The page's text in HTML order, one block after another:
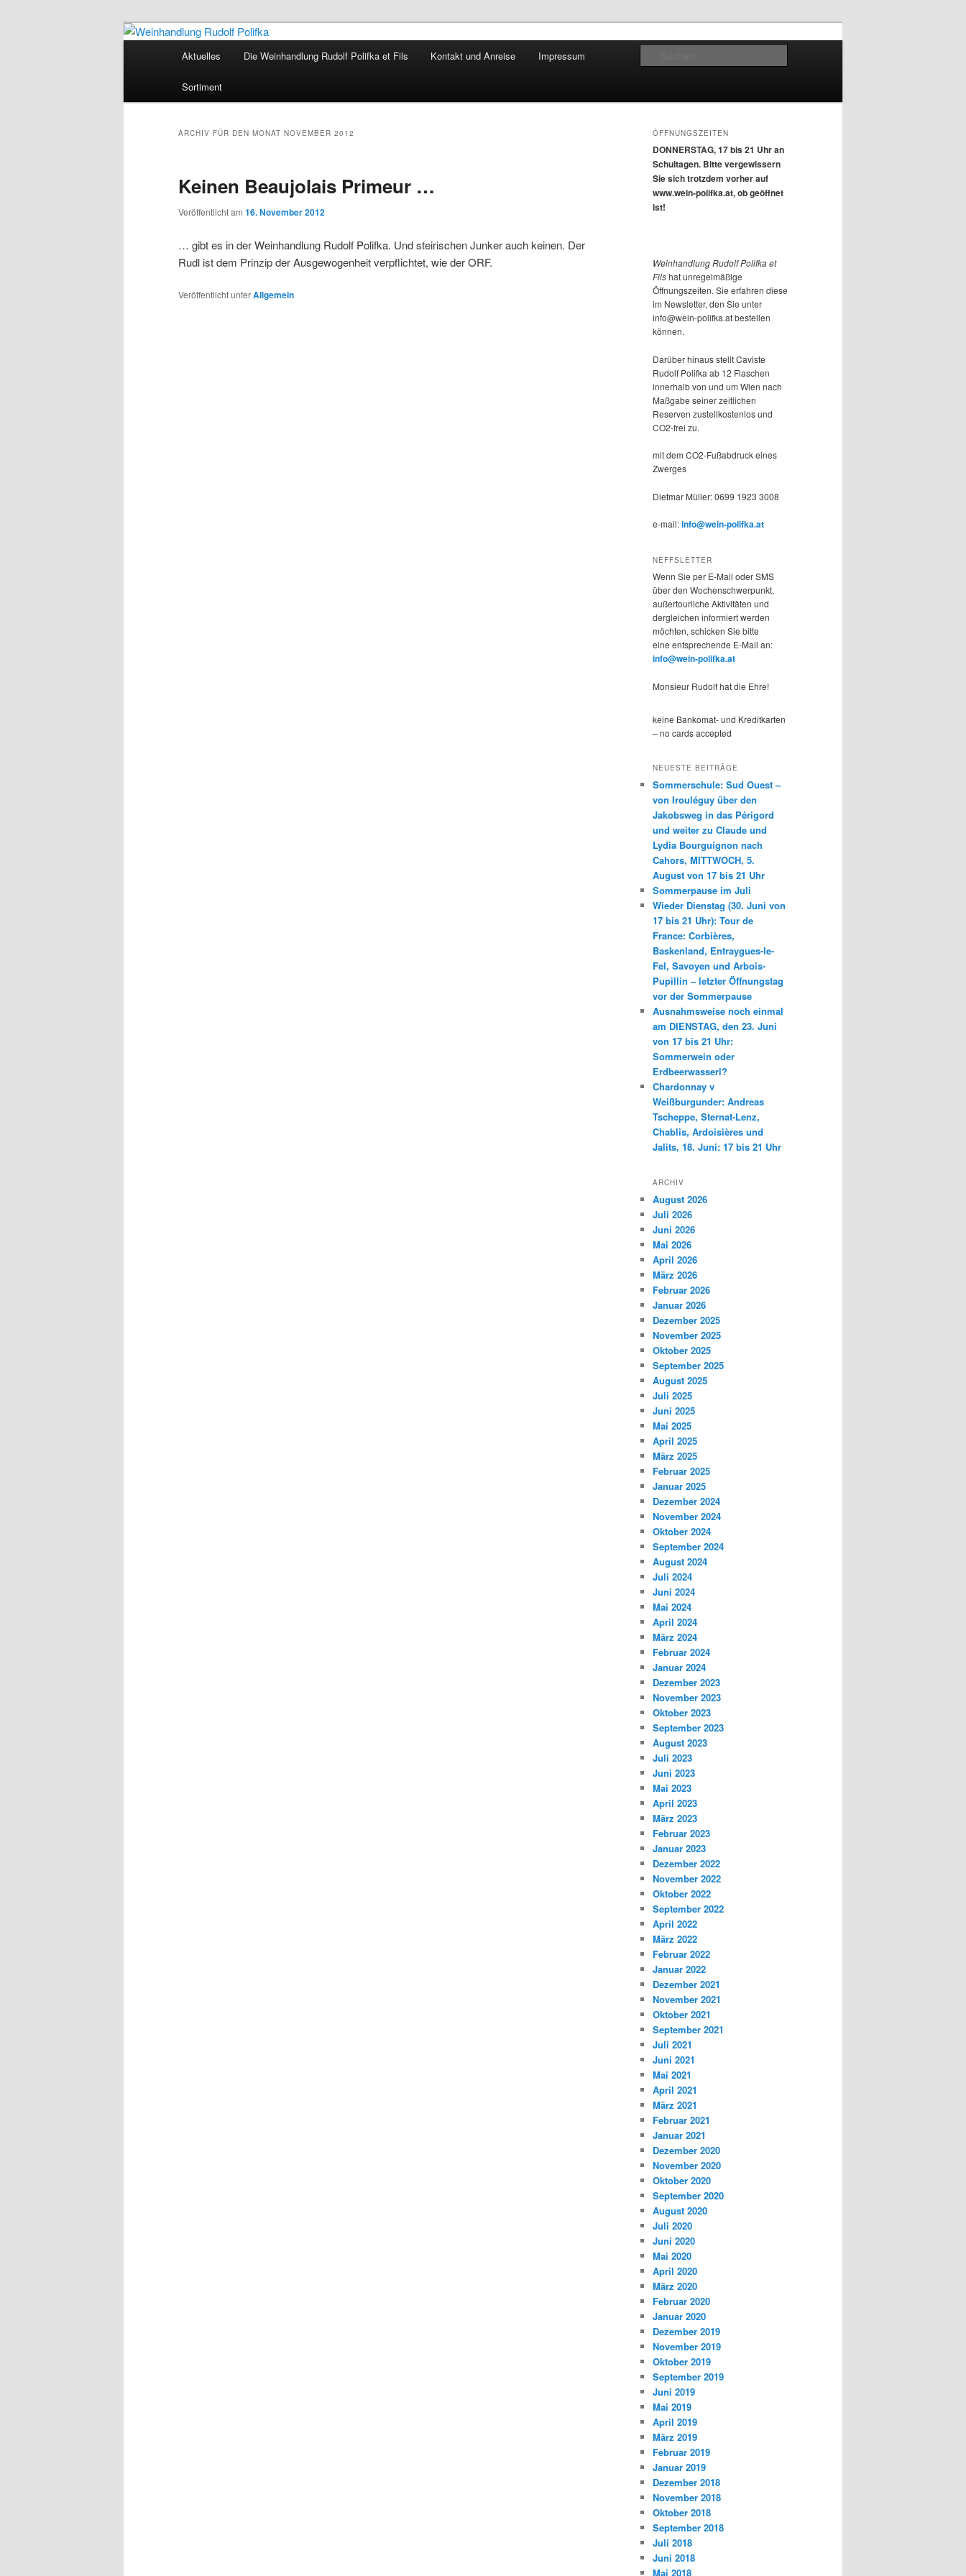
Weinhandlung Rudolf Polifka
Zum Inhalt wechseln
Zum sekundären Inhalt wechseln
Aktuelles Die Weinhandlung Rudolf Polifka et Fils Kontakt und Anreise Impressum
Sortiment
ARCHIV FÜR DEN MONAT NOVEMBER 2012
Keinen Beaujolais Primeur …
Veröffentlicht am 16. November 2012
… gibt es in der Weinhandlung Rudolf Polifka. Und steirischen Junker auch keinen. Der
Rudl ist dem Prinzip der Ausgewogenheit verpflichtet, wie der ORF.
Veröffentlicht unterAllgemein
ÖFFNUNGSZEITEN
DONNERSTAG, 17 bis 21 Uhr an
Schultagen. Bitte vergewissern
Sie sich trotzdem vorher auf
www.wein-polifka.at, ob geöffnet
ist!
Weinhandlung Rudolf Polifka et
Filshat unregelmäßige
Öffnungszeiten. Sie erfahren diese
im Newsletter, den Sie unter
info@wein-polifka.at bestellen
können.
Darüber hinaus stellt Caviste
Rudolf Polifka ab 12 Flaschen
innerhalb von und um Wien nach
Maßgabe seiner zeitlichen
Reserven zustellkostenlos und
CO2-frei zu.
mit dem CO2-Fußabdruck eines
Zwerges
Dietmar Müller: 0699 1923 3008
e-mail:info@wein-polifka.at
NEFFSLETTER
Wenn Sie per E-Mail oder SMS
über den Wochenschwerpunkt,
außertourliche Aktivitäten und
dergleichen informiert werden
möchten, schicken Sie bitte
eine entsprechende E-Mail an:
info@wein-polifka.at
Monsieur Rudolf hat die Ehre!
keine Bankomat- und Kreditkarten
– no cards accepted
NEUESTE BEITRÄGE
Sommerschule: Sud Ouest –
von Irouléguy über den
Jakobsweg in das Périgord
und weiter zu Claude und
Lydia Bourguignon nach
Cahors, MITTWOCH, 5.
August von 17 bis 21 Uhr
Sommerpause im Juli
Wieder Dienstag (30. Juni von
17 bis 21 Uhr): Tour de
France: Corbières,
Baskenland, Entraygues-le-
Fel, Savoyen und Arbois-
Pupillin – letzter Öffnungstag
vor der Sommerpause
Ausnahmsweise noch einmal
am DIENSTAG, den 23. Juni
von 17 bis 21 Uhr:
Sommerwein oder
Erdbeerwasserl?
Chardonnay v
Weißburgunder: Andreas
Tscheppe, Sternat-Lenz,
Chablis, Ardoisières und
Jalits, 18. Juni: 17 bis 21 Uhr
ARCHIV
August 2026
Juli 2026
Juni 2026
Mai 2026
April 2026
März 2026
Februar 2026
Januar 2026
Dezember 2025
November 2025
Oktober 2025
September 2025
August 2025
Juli 2025
Juni 2025
Mai 2025
April 2025
März 2025
Februar 2025
Januar 2025
Dezember 2024
November 2024
Oktober 2024
September 2024
August 2024
Juli 2024
Juni 2024
Mai 2024
April 2024
März 2024
Februar 2024
Januar 2024
Dezember 2023
November 2023
Oktober 2023
September 2023
August 2023
Juli 2023
Juni 2023
Mai 2023
April 2023
März 2023
Februar 2023
Januar 2023
Dezember 2022
November 2022
Oktober 2022
September 2022
April 2022
März 2022
Februar 2022
Januar 2022
Dezember 2021
November 2021
Oktober 2021
September 2021
Juli 2021
Juni 2021
Mai 2021
April 2021
März 2021
Februar 2021
Januar 2021
Dezember 2020
November 2020
Oktober 2020
September 2020
August 2020
Juli 2020
Juni 2020
Mai 2020
April 2020
März 2020
Februar 2020
Januar 2020
Dezember 2019
November 2019
Oktober 2019
September 2019
Juni 2019
Mai 2019
April 2019
März 2019
Februar 2019
Januar 2019
Dezember 2018
November 2018
Oktober 2018
September 2018
Juli 2018
Juni 2018
Mai 2018